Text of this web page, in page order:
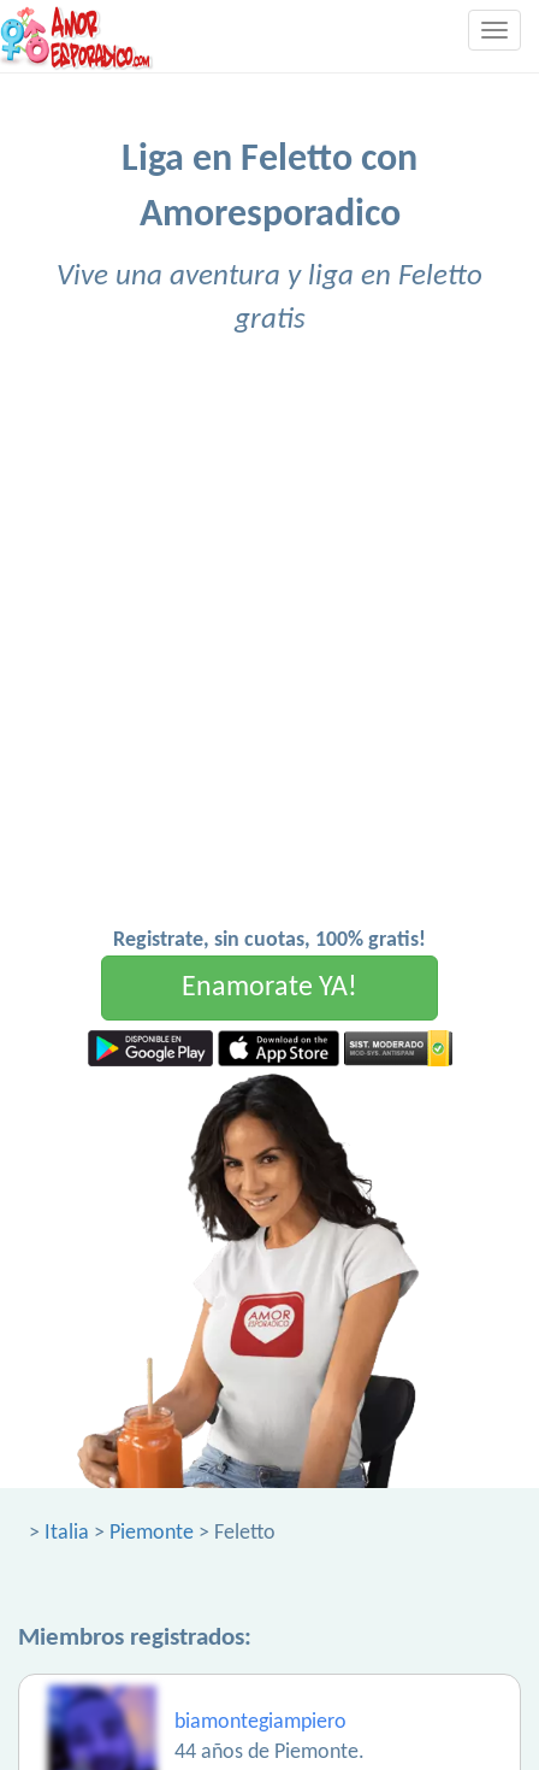
Liga en Feletto con
Amoresporadico
Vive una aventura y liga en Feletto
gratis
Registrate, sin cuotas, 100% gratis!
Enamorate YA!
> Italia > Piemonte > Feletto
Miembros registrados:
biamontegiampiero
44 años de Piemonte.